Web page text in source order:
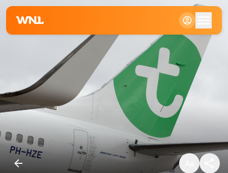
Klein
Standaard
Groot